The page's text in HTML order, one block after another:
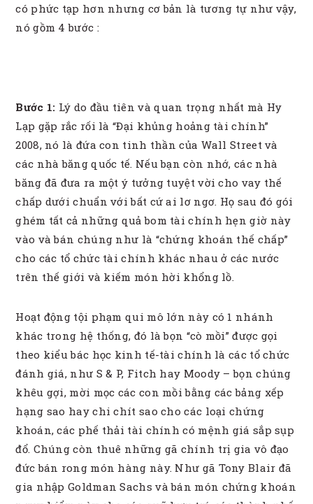
có phức tạp hơn nhưng cơ bản là tương tự như vậy,
nó gồm 4 bước :
Bước 1: Lý do đầu tiên và quan trọng nhất mà Hy
Lạp gặp rắc rối là “Đại khủng hoảng tài chính”
2008, nó là đứa con tinh thần của Wall Street và
các nhà băng quốc tế. Nếu bạn còn nhớ, các nhà
băng đã đưa ra một ý tưởng tuyệt vời cho vay thế
chấp dưới chuẩn với bất cứ ai lơ ngơ. Họ sau đó gói
ghém tất cả những quả bom tài chính hẹn giờ này
vào và bán chúng như là “chứng khoán thế chấp”
cho các tổ chức tài chính khác nhau ở các nước
trên thế giới và kiếm món hời khổng lồ.
Hoạt động tội phạm qui mô lớn này có 1 nhánh
khác trong hệ thống, đó là bọn “cò mồi” được gọi
theo kiểu bác học kinh tế-tài chính là các tổ chức
đánh giá, như S & P, Fitch hay Moody – bọn chúng
khêu gợi, mời mọc các con mồi bằng các bảng xếp
hạng sao hay chi chít sao cho các loại chứng
khoán, các phế thải tài chính có mệnh giá sắp sụp
đổ. Chúng còn thuê những gã chính trị gia vô đạo
đức bán rong món hàng này. Như gã Tony Blair đã
gia nhập Goldman Sachs và bán món chứng khoán